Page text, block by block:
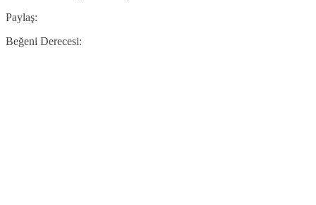
Paylaş:
Beğeni Derecesi: